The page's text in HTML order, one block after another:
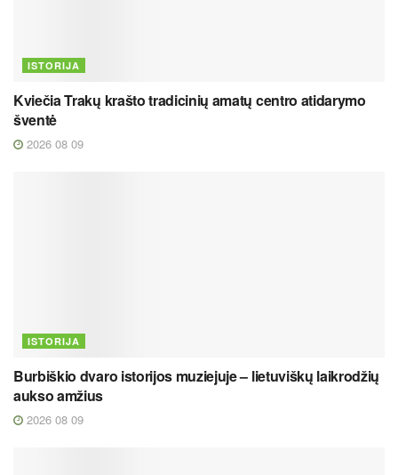
ISTORIJA
Kviečia Trakų krašto tradicinių amatų centro atidarymo
šventė
2026 08 09
ISTORIJA
Burbiškio dvaro istorijos muziejuje – lietuviškų laikrodžių
aukso amžius
2026 08 09